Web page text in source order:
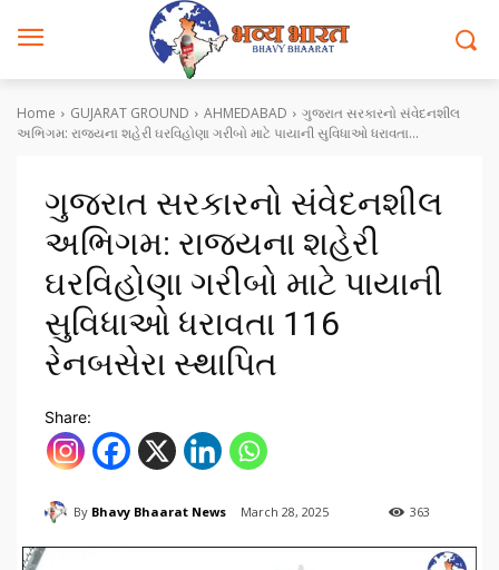
Home GUJARAT GROUND AHMEDABAD
ગુજરાત સરકારનો સંવેદનશીલ
અભિગમ: રાજ્યના શહેરી ઘરવિહોણા ગરીબો માટે પાયાની સુવિધાઓ ધરાવતા...
ગુજરાત સરકારનો સંવેદનશીલ
અભિગમ: રાજ્યના શહેરી
ઘરવિહોણા ગરીબો માટે પાયાની
સુવિધાઓ ધરાવતા 116
રેનબસેરા સ્થાપિત
Share:
By Bhavy Bhaarat News March 28, 2025 363